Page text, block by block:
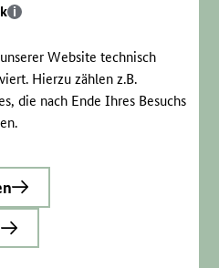
Website technisch
Hierzu zählen z.B.
die nach Ende Ihres Besuchs